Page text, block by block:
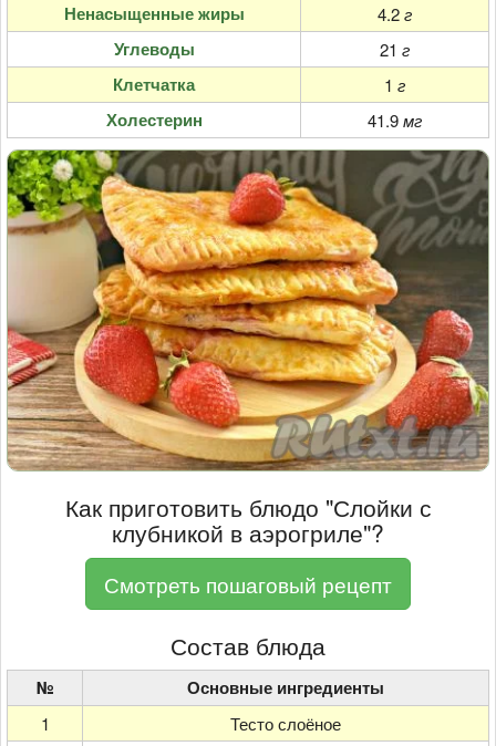
Ненасыщенные жиры 4.2г
Углеводы 21 г
Клетчатка 1 г
Холестерин 41.9мг
Как приготовить блюдо "Слойки с
клубникой в аэрогриле"?
Смотреть пошаговый рецепт
Состав блюда
№ Основные ингредиенты
1
Тесто слоёное